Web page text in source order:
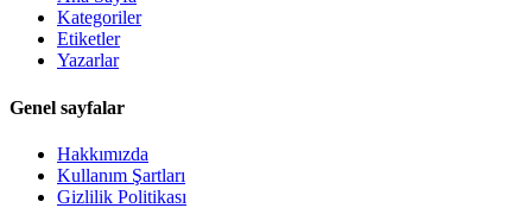
Kategoriler
Etiketler
Yazarlar
Genel sayfalar
Hakkımızda
Kullanım Şartları
Gizlilik Politikası